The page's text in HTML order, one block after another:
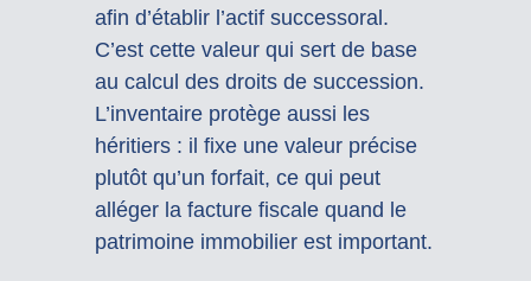
afin d’établir l’actif successoral.
C’est cette valeur qui sert de base
au calcul des droits de succession.
L’inventaire protège aussi les
héritiers : il fixe une valeur précise
plutôt qu’un forfait, ce qui peut
alléger la facture fiscale quand le
patrimoine immobilier est important.